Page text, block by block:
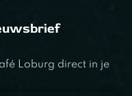
Loburg direct in je